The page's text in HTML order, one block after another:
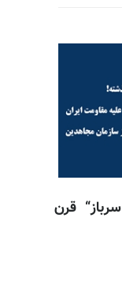
قرن